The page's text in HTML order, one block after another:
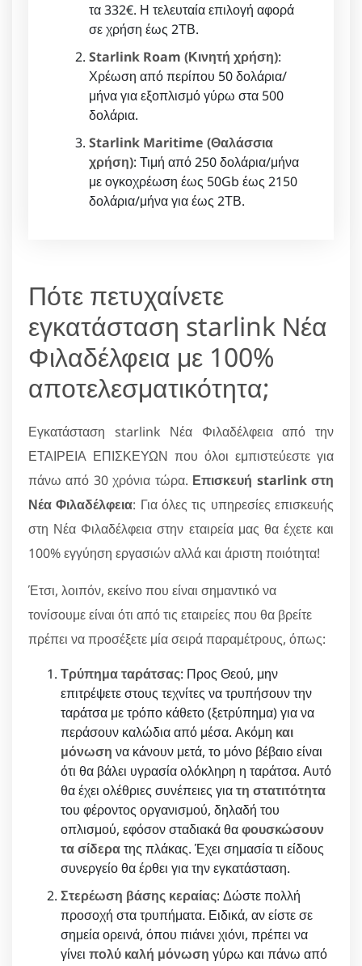
τα 332€. Η τελευταία επιλογή αφορά
σε χρήση έως 2ΤΒ.
Starlink Roam (Κινητή χρήση):
Χρέωση από περίπου 50 δολάρια/
μήνα για εξοπλισμό γύρω στα 500
δολάρια.
Starlink Maritime (Θαλάσσια
χρήση): Τιμή από 250 δολάρια/μήνα
με ογκοχρέωση έως 50Gb έως 2150
δολάρια/μήνα για έως 2ΤΒ.
Πότε πετυχαίνετε
εγκατάσταση starlink Νέα
Φιλαδέλφεια με 100%
αποτελεσματικότητα;
Εγκατάσταση starlink Νέα Φιλαδέλφεια από την
ΕΤΑΙΡΕΙΑ ΕΠΙΣΚΕΥΩΝ που όλοι εμπιστεύεστε για
πάνω από 30 χρόνια τώρα. Επισκευή starlink στη
Νέα Φιλαδέλφεια: Για όλες τις υπηρεσίες επισκευής
στη Νέα Φιλαδέλφεια στην εταιρεία μας θα έχετε και
100% εγγύηση εργασιών αλλά και άριστη ποιότητα!
Έτσι, λοιπόν, εκείνο που είναι σημαντικό να
τονίσουμε είναι ότι από τις εταιρείες που θα βρείτε
πρέπει να προσέξετε μία σειρά παραμέτρους, όπως:
Τρύπημα ταράτσας: Προς Θεού, μην
επιτρέψετε στους τεχνίτες να τρυπήσουν την
ταράτσα με τρόπο κάθετο (ξετρύπημα) για να
περάσουν καλώδια από μέσα. Ακόμη και
μόνωση να κάνουν μετά, το μόνο βέβαιο είναι
ότι θα βάλει υγρασία ολόκληρη η ταράτσα. Αυτό
θα έχει ολέθριες συνέπειες γιατη στατιτότητα
του φέροντος οργανισμού, δηλαδή του
οπλισμού, εφόσον σταδιακά θαφουσκώσουν
τα σίδερατης πλάκας. Έχει σημασία τι είδους
συνεργείο θα έρθει για την εγκατάσταση.
Στερέωση βάσης κεραίας: Δώστε πολλή
προσοχή στα τρυπήματα. Ειδικά, αν είστε σε
σημεία ορεινά, όπου πιάνει χιόνι, πρέπει να
γίνει πολύ καλή μόνωση γύρω και πάνω από